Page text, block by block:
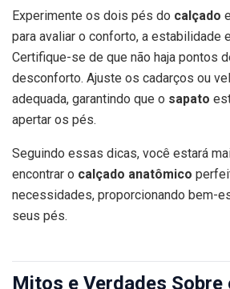
Experimente os dois pés do calçado
para avaliar o conforto, a estabilidade
Certifique-se de que não haja pontos
desconforto. Ajuste os cadarços ou
adequada, garantindo que o sapato
apertar os pés.
Seguindo essas dicas, você estará
encontrar o calçado anatômico
necessidades, proporcionando bem-
seus pés.
Mitos e Verdades Sobre